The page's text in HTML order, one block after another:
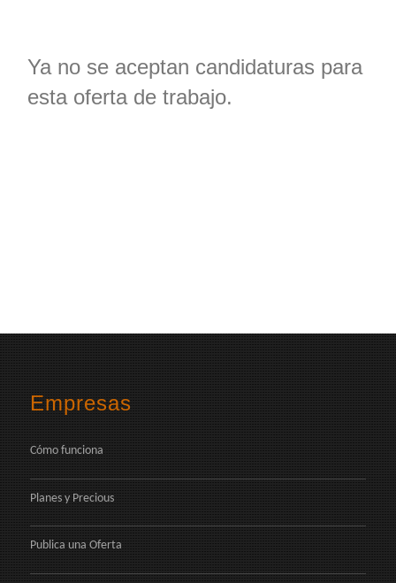
Ya no se aceptan candidaturas para
esta oferta de trabajo.
Empresas
Cómo funciona
Planes y Precious
Publica una Oferta